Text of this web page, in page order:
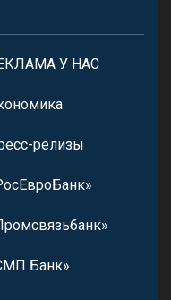
У НАС
релизы
Банк»